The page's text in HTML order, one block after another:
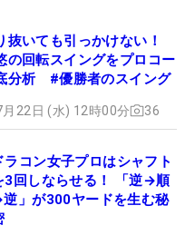
抜いても引っかけない！
の回転スイングをプロコー
分析 #優勝者のスイング
22日 (水) 12時00分 36
ラコン女子プロはシャフト
3回しならせる！ 「逆→順
」が300ヤードを生む秘